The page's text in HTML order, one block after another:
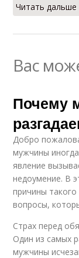
Читать
Вас
Почему
Добро
мужчины
явление
недоумение. В
причины
вопросы,
Страх перед
Один из самых
мужчины